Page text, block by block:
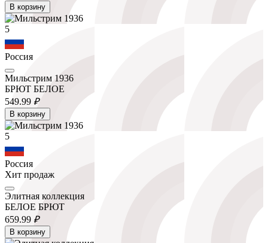
В корзину
5
Россия
Мильстрим 1936
БРЮТ БЕЛОЕ
549.99 ₽
В корзину
5
Россия
Хит продаж
Элитная коллекция
БЕЛОЕ БРЮТ
659.99 ₽
В корзину